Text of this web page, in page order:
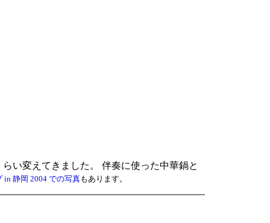
い変えてきました。 伴奏に使った中華鍋と
in 静岡 2004 での写真もあります。